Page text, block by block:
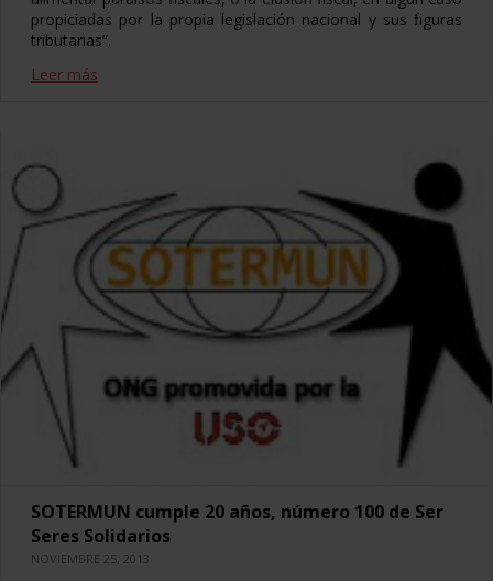
propiciadas por la propia legislación nacional y sus figuras
tributarias”.
Leer más
SOTERMUN cumple 20 años, número 100 de Ser
Seres Solidarios
NOVIEMBRE 25, 2013